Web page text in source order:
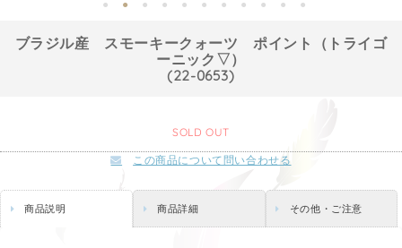
ブラジル産 スモーキークォーツ ポイント（トライゴ
ーニック▽）
(22-0653)
SOLD OUT
この商品について問い合わせる
商品説明 商品詳細 その他・ご注意